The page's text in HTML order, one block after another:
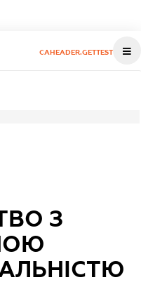
CAHEADER.GETTEST
З